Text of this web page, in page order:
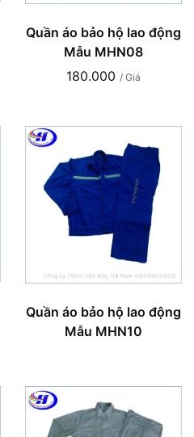
Quần áo bảo hộ lao động
Mẫu MHN08
180.000 / Giá
Quần áo bảo hộ lao động
Mẫu MHN10